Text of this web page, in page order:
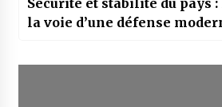
Sécurité et stabilité du pays :
la voie d’une défense